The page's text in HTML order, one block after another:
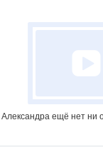
ещё нет ни